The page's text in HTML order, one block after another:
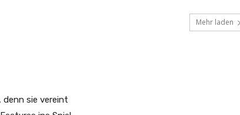
sie vereint
Mehr laden